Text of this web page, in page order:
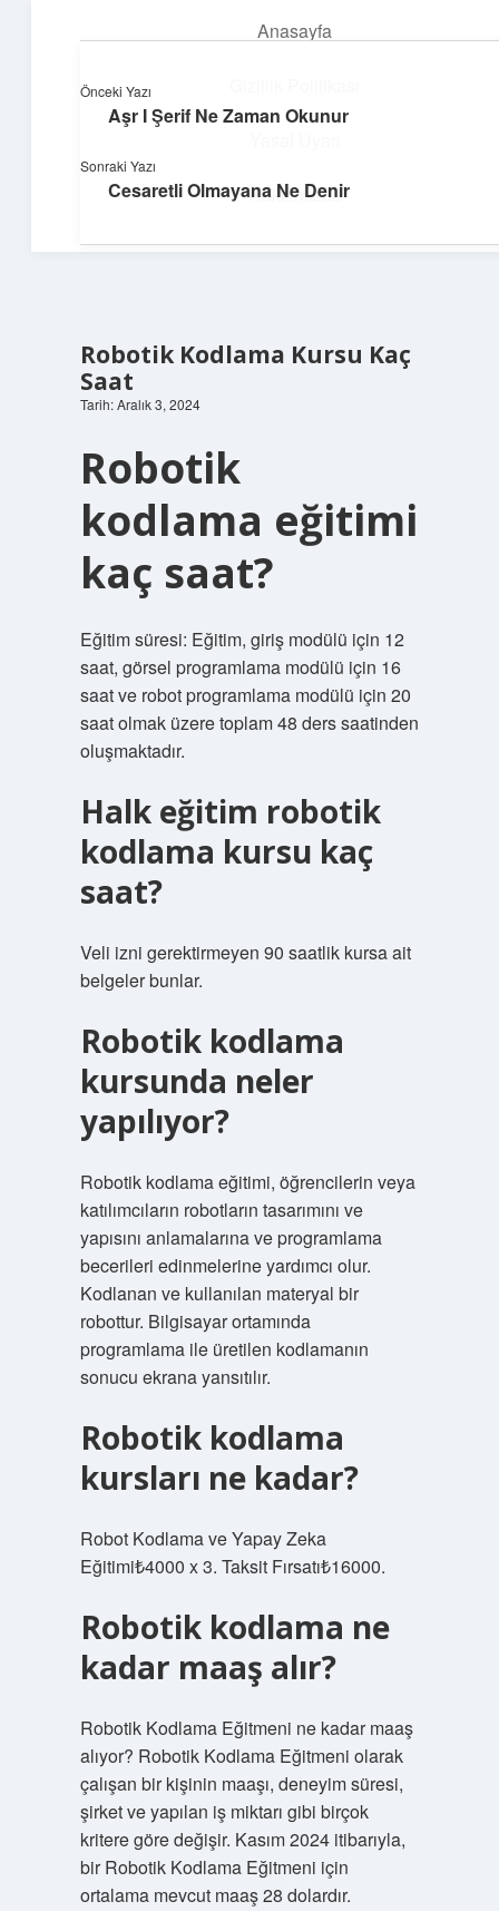
Anasayfa
Hakkımızda
Neşeli Bilgi Durağı
Hızlı hikayelerle gününü şenlendir!
Robotik Kodlama Kursu Kaç
Saat
Tarih: Aralık 3, 2024
Robotik
kodlama eğitimi
kaç saat?
Eğitim süresi: Eğitim, giriş modülü için 12
saat, görsel programlama modülü için 16
saat ve robot programlama modülü için 20
saat olmak üzere toplam 48 ders saatinden
oluşmaktadır.
Halk eğitim robotik
kodlama kursu kaç
saat?
Veli izni gerektirmeyen 90 saatlik kursa ait
belgeler bunlar.
Robotik kodlama
kursunda neler
yapılıyor?
Robotik kodlama eğitimi, öğrencilerin veya
katılımcıların robotların tasarımını ve
yapısını anlamalarına ve programlama
becerileri edinmelerine yardımcı olur.
Kodlanan ve kullanılan materyal bir
robottur. Bilgisayar ortamında
programlama ile üretilen kodlamanın
sonucu ekrana yansıtılır.
Robotik kodlama
kursları ne kadar?
Robot Kodlama ve Yapay Zeka
Eğitimi₺4000 x 3. Taksit Fırsatı₺16000.
Robotik kodlama ne
kadar maaş alır?
Robotik Kodlama Eğitmeni ne kadar maaş
alıyor? Robotik Kodlama Eğitmeni olarak
çalışan bir kişinin maaşı, deneyim süresi,
şirket ve yapılan iş miktarı gibi birçok
kritere göre değişir. Kasım 2024 itibarıyla,
bir Robotik Kodlama Eğitmeni için
ortalama mevcut maaş 28 dolardır.
Önceki Yazı
Aşr I Şerif Ne Zaman Okunur
Sonraki Yazı
Cesaretli Olmayana Ne Denir